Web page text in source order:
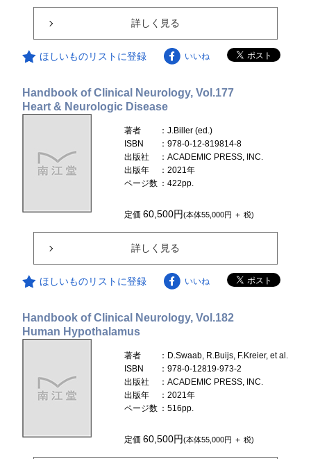
詳しく見る
ほしいものリストに登録 いいね
Handbook of Clinical Neurology, Vol.177
Heart & Neurologic Disease
著者
：J.Biller (ed.)
ISBN
：978-0-12-819814-8
出版社
：ACADEMIC PRESS, INC.
出版年
：2021年
ページ数 ：422pp.
定価60,500円(本体55,000円 ＋ 税)
詳しく見る
ほしいものリストに登録 いいね
Handbook of Clinical Neurology, Vol.182
Human Hypothalamus
著者
：D.Swaab, R.Buijs, F.Kreier, et al.
ISBN
：978-0-12819-973-2
出版社
：ACADEMIC PRESS, INC.
出版年
：2021年
ページ数 ：516pp.
定価60,500円(本体55,000円 ＋ 税)